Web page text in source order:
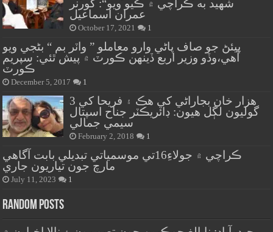
شهيد به ڪراچي ۾ ڪيو ويو“: گورنر
عمران اسماعيل
October 17, 2021 1
پيئڻ جو صاف پاڻي وارو معاملو ” واٽر بم “ بڻجي ويو
آهي،وڏو وزير اربع ڏينهن ڪورٽ ۾ پيش ٿئي: سپريم
ڪورٽ
December 5, 2017 1
هزار خان بجاراڻي کي هڪ ۽ فريحا کي 3
گوليون لڳل هيون: ڊائريڪٽر جناح اسپتال
سيمي جمالي
February 2, 2018 1
ڪراچي ۾ جولاءِ16تي موسمياتي تبديلي بابت آگاهي
مارچ جون تياريون جاري
July 11, 2023 1
Random Posts